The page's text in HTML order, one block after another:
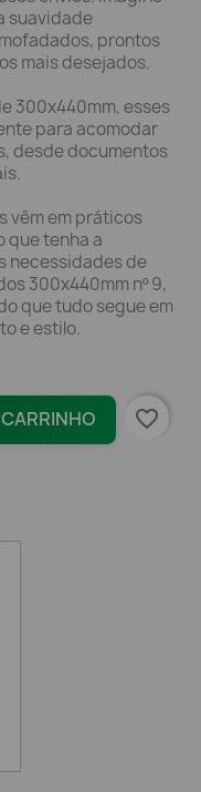
suavidade
prontos
mais desejados.
300x440mm, esses
para acomodar
desde documentos
vêm em práticos
que tenha a
necessidades de
300x440mm nº 9,
que tudo segue em
e estilo.
favorite_border